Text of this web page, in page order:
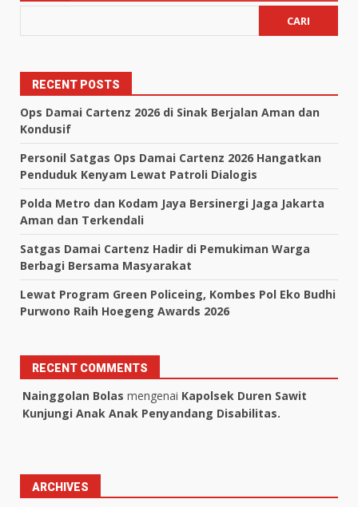
CARI
RECENT POSTS
Ops Damai Cartenz 2026 di Sinak Berjalan Aman dan
Kondusif
Personil Satgas Ops Damai Cartenz 2026 Hangatkan
Penduduk Kenyam Lewat Patroli Dialogis
Polda Metro dan Kodam Jaya Bersinergi Jaga Jakarta
Aman dan Terkendali
Satgas Damai Cartenz Hadir di Pemukiman Warga
Berbagi Bersama Masyarakat
Lewat Program Green Policeing, Kombes Pol Eko Budhi
Purwono Raih Hoegeng Awards 2026
RECENT COMMENTS
Nainggolan Bolas mengenai Kapolsek Duren Sawit
Kunjungi Anak Anak Penyandang Disabilitas.
ARCHIVES